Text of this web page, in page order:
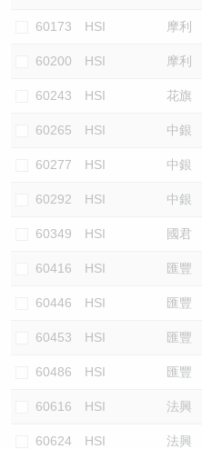
60173 HSI 摩利
60200 HSI 摩利
60243 HSI 花旗
60265 HSI 中銀
60277 HSI 中銀
60292 HSI 中銀
60349 HSI 國君
60416 HSI 匯豐
60446 HSI 匯豐
60453 HSI 匯豐
60486 HSI 匯豐
60616 HSI 法興
60624 HSI 法興